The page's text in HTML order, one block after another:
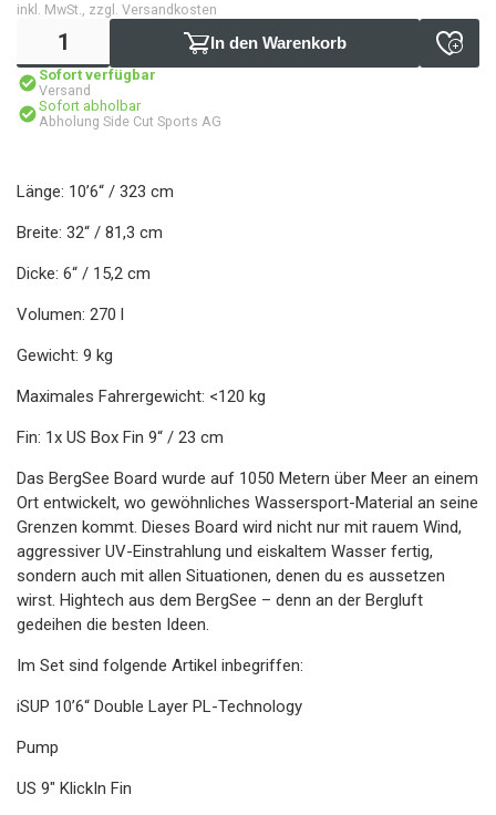
inkl. MwSt., zzgl. Versandkosten
In den Warenkorb
Sofort verfügbar
Versand
Sofort abholbar
Abholung Side Cut Sports AG
Länge: 10’6“ / 323 cm
Breite: 32“ / 81,3 cm
Dicke: 6“ / 15,2 cm
Volumen: 270 l
Gewicht: 9 kg
Maximales Fahrergewicht: <120 kg
Fin: 1x US Box Fin 9“ / 23 cm
Das BergSee Board wurde auf 1050 Metern über Meer an einem
Ort entwickelt, wo gewöhnliches Wassersport-Material an seine
Grenzen kommt. Dieses Board wird nicht nur mit rauem Wind,
aggressiver UV-Einstrahlung und eiskaltem Wasser fertig,
sondern auch mit allen Situationen, denen du es aussetzen
wirst. Hightech aus dem BergSee – denn an der Bergluft
gedeihen die besten Ideen.
Im Set sind folgende Artikel inbegriffen:
iSUP 10’6“ Double Layer PL-Technology
Pump
US 9″ KlickIn Fin